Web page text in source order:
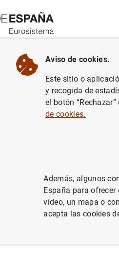
Sobre el Banco Áreas de
Noticias y eventos Eventos del
UIMP
Evento mixto (presencial con
Península de la Magdalena
Aviso de cookies.
Este sitio o
y recogida de
el botón
de cookies.
Además, algunos
España para
vídeo, un mapa o
acepta las cookies